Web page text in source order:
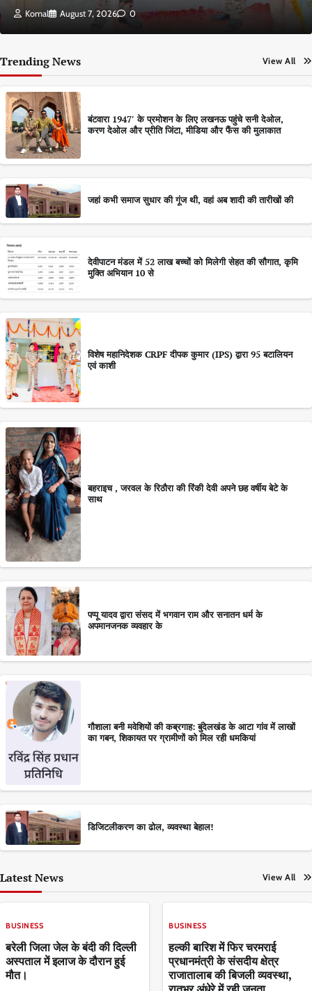
Komal August 7, 2026 0
Trending News View All
बंटवारा 1947′ के प्रमोशन के लिए लखनऊ पहुंचे सनी देओल,
करण देओल और प्रीति जिंटा, मीडिया और फैंस की मुलाकात
जहां कभी समाज सुधार की गूंज थी, वहां अब शादी की तारीखों की
देवीपाटन मंडल में 52 लाख बच्चों को मिलेगी सेहत की सौगात, कृमि
मुक्ति अभियान 10 से
विशेष महानिदेशक CRPF दीपक कुमार (IPS) द्वारा 95 बटालियन
एवं काशी
बहराइच , जरवल के रिठौरा की रिंकी देवी अपने छह वर्षीय बेटे के
साथ
पप्पू यादव द्वारा संसद में भगवान राम और सनातन धर्म के
अपमानजनक व्यवहार के
गौशाला बनी मवेशियों की कब्रगाह: बुंदेलखंड के आटा गांव में लाखों
का गबन, शिकायत पर ग्रामीणों को मिल रही धमकियां
डिजिटलीकरण का ढोल, व्यवस्था बेहाल!
Latest News View All
BUSINESS
बरेली जिला जेल के बंदी की दिल्ली
अस्पताल में इलाज के दौरान हुई
मौत।
BUSINESS
हल्की बारिश में फिर चरमराई
प्रधानमंत्री के संसदीय क्षेत्र
राजातालाब की बिजली व्यवस्था,